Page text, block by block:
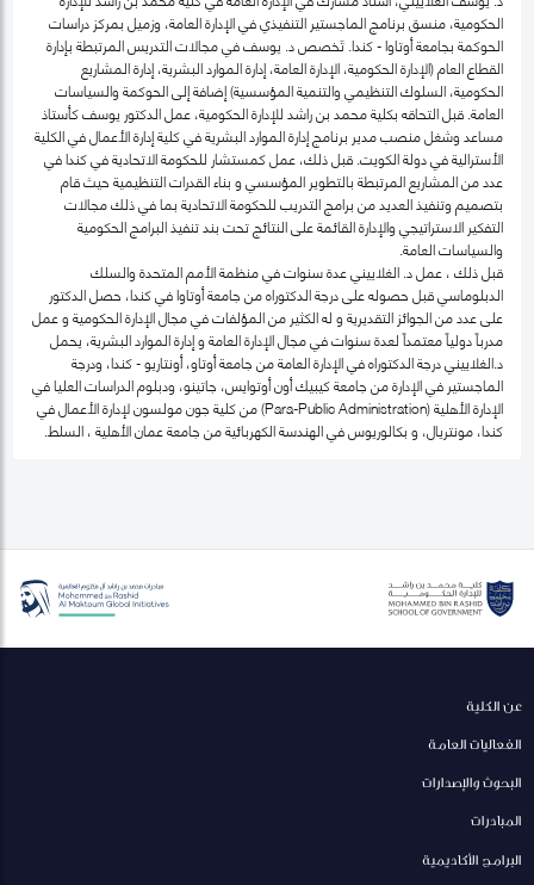
الحكومية، منسق برنامج الماجستير التنفيذي في الإدارة العامة، وزميل بمركز دراسات
الحوكمة بجامعة أوتاوا - كندا. تَخصص د. يوسف في مجالات التدريس المرتبطة بإدارة
القطاع العام (الإدارة الحكومية، الإدارة العامة، إدارة الموارد البشرية، إدارة المشاريع
الحكومية، السلوك التنظيمي والتنمية المؤسسية) إضافة إلى الحوكمة والسياسات
العامة. قبل التحاقه بكلية محمد بن راشد للإدارة الحكومية، عمل الدكتور يوسف كأستاذ
مساعد وشغل منصب مدير برنامج إدارة الموارد البشرية في كلية إدارة الأعمال في الكلية
الأسترالية في دولة الكويت. قبل ذلك، عمل كمستشار للحكومة الاتحادية في كندا في
عدد من المشاريع المرتبطة بالتطوير المؤسسي و بناء القدرات التنظيمية حيث قام
بتصميم وتنفيذ العديد من برامج التدريب للحكومة الاتحادية بما في ذلك مجالات
التفكير الاستراتيجي والإدارة القائمة على النتائج تحت بند تنفيذ البرامج الحكومية
والسياسات العامة.
قبل ذلك ، عمل د. الغلاييني عدة سنوات في منظمة الأمم المتحدة والسلك
الدبلوماسي قبل حصوله على درجة الدكتوراه من جامعة أوتاوا في كندا، حصل الدكتور
على عدد من الجوائز التقديرية و له الكثير من المؤلفات في مجال الإدارة الحكومية و عمل
مدرباً دولياً معتمداً لعدة سنوات في مجال الإدارة العامة و إدارة الموارد البشرية، يحمل
د.الغلاييني درجة الدكتوراه في الإدارة العامة من جامعة أوتاو، أونتاريو - كندا، ودرجة
الماجستير في الإدارة من جامعة كيبيك أون أوتوايس، جاتينو، ودبلوم الدراسات العليا في
الإدارة الأهلية (Para-Public Administration) من كلية جون مولسون لإدارة الأعمال في
كندا، مونتريال، و بكالوريوس في الهندسة الكهربائية من جامعة عمان الأهلية ، السلط.
عن الكلية
الفعاليات العامة
البحوث والإصدارات
المبادرات
البرامج الأكاديمية